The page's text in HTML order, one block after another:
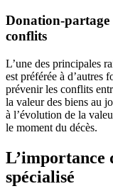
Donation-
conflits
L’une des principales
est préférée à d’autres
prévenir les conflits
la valeur des biens au
à l’évolution de la
le moment du décès.
L’importance
spécialisé